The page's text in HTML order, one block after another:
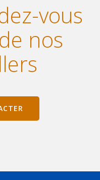
vous
nos